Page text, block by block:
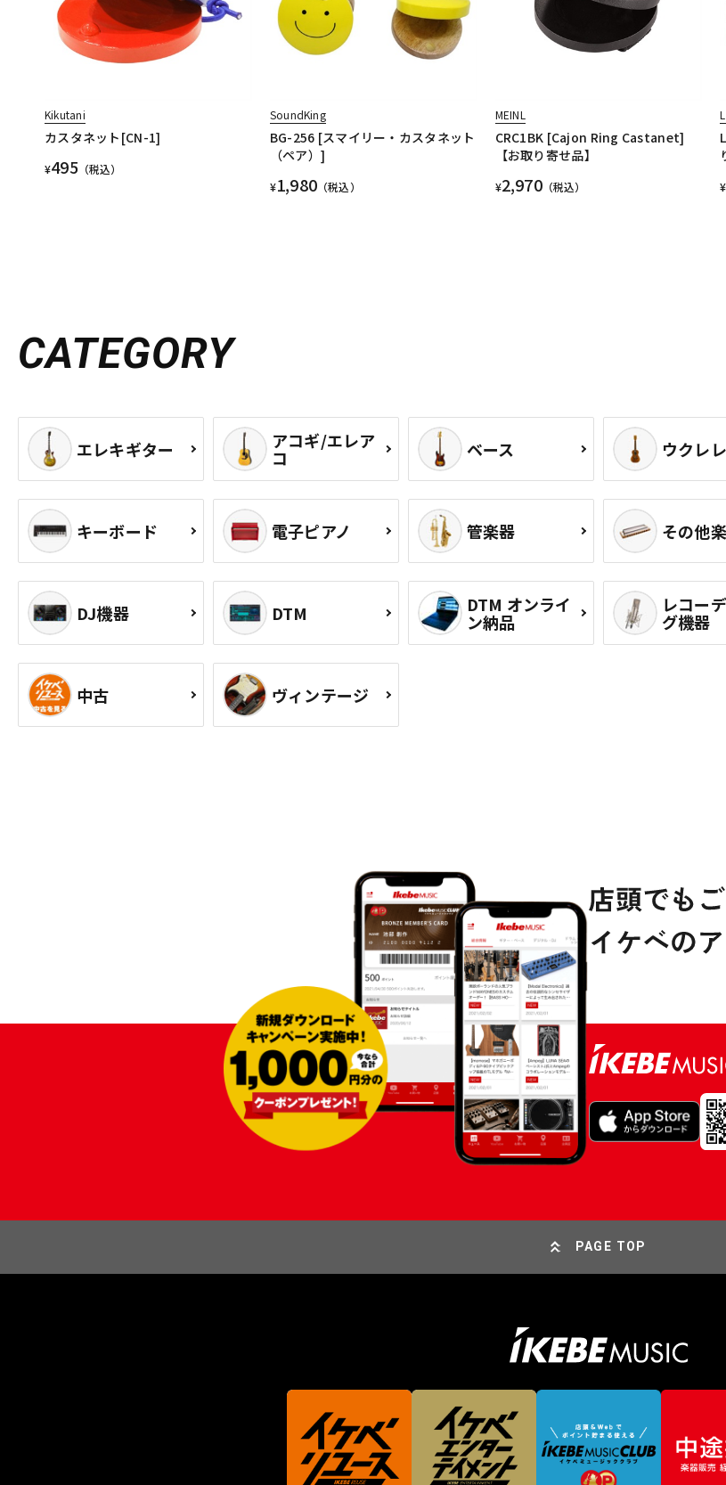
Kikutani
カスタネット[CN-1]
¥495 （税込）
SoundKing
BG-256 [スマイリー・カスタネット
（ペア）]
¥1,980 （税込）
MEINL
CRC1BK [Cajon Ring Castanet]
【お取り寄せ品】
¥2,970（税込） ¥
CATEGORY
エレキギター アコギ/エレア
コ ベース ウクレレ
キーボード 電子ピアノ 管楽器 その他
DJ機器 DTM DTM オンライ
ン納品
レコー
グ機器
中古 ヴィンテージ
PAGE TOP